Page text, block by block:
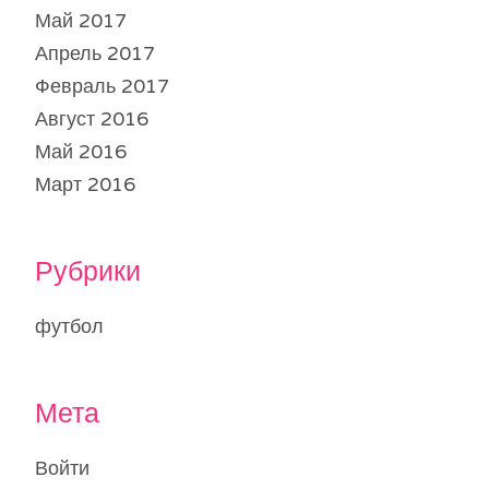
Май 2017
Апрель 2017
Февраль 2017
Август 2016
Май 2016
Март 2016
Рубрики
футбол
Мета
Войти